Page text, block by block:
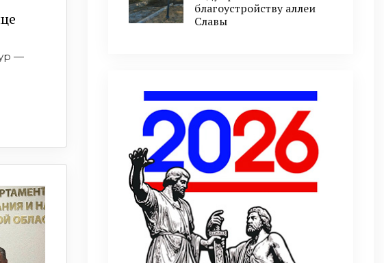
—
благоустройству аллеи
Славы